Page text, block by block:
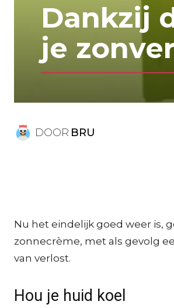
Dankzij
je
DOOR BRU
Nu het eindelijk goed weer is,
zonnecrème, met als gevolg
van verlost.
Hou je huid koel